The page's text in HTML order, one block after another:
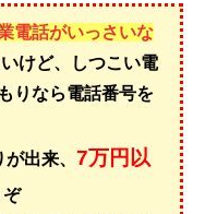
電話がいっさいな
けど、しつこい電
りなら電話番号を
出来、 7万円以
ぞ